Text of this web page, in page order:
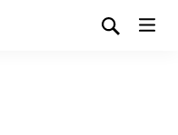
Máscara de